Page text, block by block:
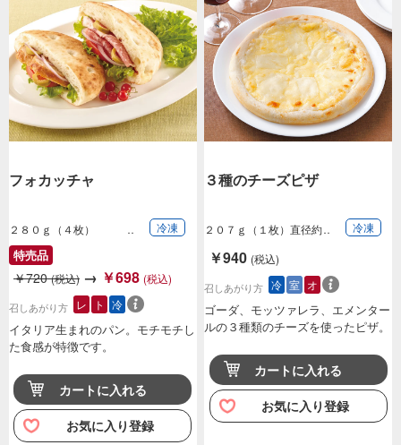
フォカッチャ
２８０ｇ（４枚） 冷凍
特売品
￥720(税込) → ￥698 (税込)
召しあがり方 レ ト 冷
イタリア生まれのパン。モチモチし
た食感が特徴です。
カートに入れる
お気に入り登録
３種のチーズピザ
２０７ｇ（１枚）直径約
冷凍
￥940 (税込)
召しあがり方 冷 室 オ
ゴーダ、モッツァレラ、エメンター
ルの３種類のチーズを使ったピザ。
カートに入れる
お気に入り登録